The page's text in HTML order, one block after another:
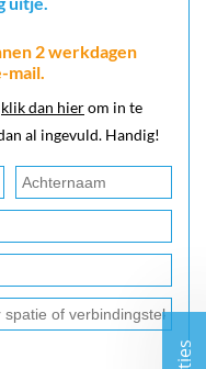
2 werkdagen
mail.
klik dan hierom in te
al ingevuld. Handig!